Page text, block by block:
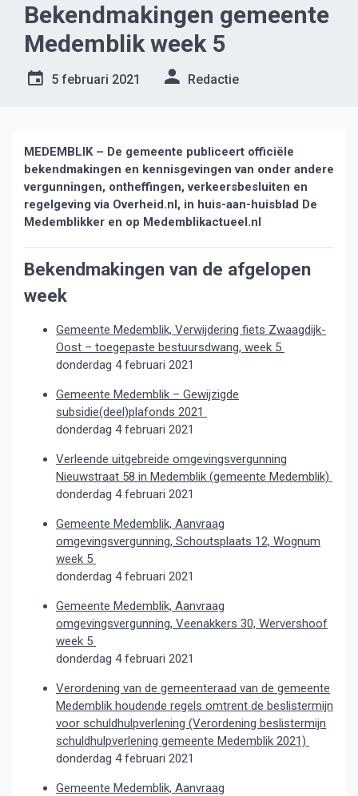
Bekendmakingen gemeente
Medemblik week 5
5 februari 2021 Redactie
MEDEMBLIK – De gemeente publiceert officiële
bekendmakingen en kennisgevingen van onder andere
vergunningen, ontheffingen, verkeersbesluiten en
regelgeving via Overheid.nl, in huis-aan-huisblad De
Medemblikker en op Medemblikactueel.nl
Bekendmakingen van de afgelopen
week
Gemeente Medemblik, Verwijdering fiets Zwaagdijk-
Oost – toegepaste bestuursdwang, week 5
donderdag 4 februari 2021
Gemeente Medemblik – Gewijzigde
subsidie(deel)plafonds 2021
donderdag 4 februari 2021
Verleende uitgebreide omgevingsvergunning
Nieuwstraat 58 in Medemblik (gemeente Medemblik)
donderdag 4 februari 2021
Gemeente Medemblik, Aanvraag
omgevingsvergunning, Schoutsplaats 12, Wognum
week 5
donderdag 4 februari 2021
Gemeente Medemblik, Aanvraag
omgevingsvergunning, Veenakkers 30, Wervershoof
week 5
donderdag 4 februari 2021
Verordening van de gemeenteraad van de gemeente
Medemblik houdende regels omtrent de beslistermijn
voor schuldhulpverlening (Verordening beslistermijn
schuldhulpverlening gemeente Medemblik 2021)
donderdag 4 februari 2021
Gemeente Medemblik, Aanvraag